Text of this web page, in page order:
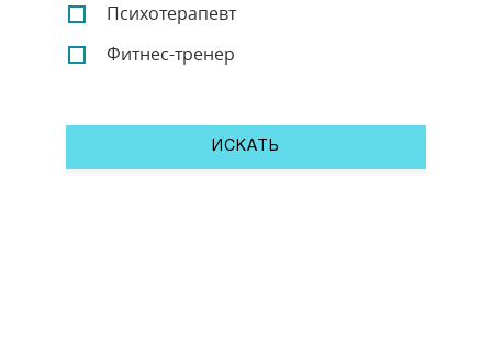
Психотерапевт
Фитнес-тренер
ИСКАТЬ